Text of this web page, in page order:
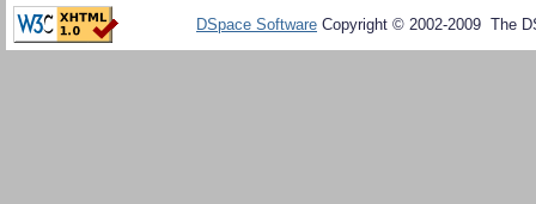
DSpace Software Copyright © 2002-2009 The